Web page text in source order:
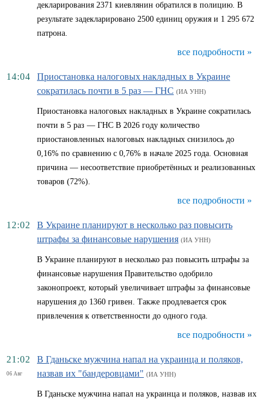
декларирования 2371 киевлянин обратился в полицию. В
результате задекларировано 2500 единиц оружия и 1 295 672
патрона.
все подробности »
14:04
Приостановка налоговых накладных в Украине
сократилась почти в 5 раз — ГНС (ИА УНН)
Приостановка налоговых накладных в Украине сократилась
почти в 5 раз — ГНС В 2026 году количество
приостановленных налоговых накладных снизилось до
0,16% по сравнению с 0,76% в начале 2025 года. Основная
причина — несоответствие приобретённых и реализованных
товаров (72%).
все подробности »
12:02
В Украине планируют в несколько раз повысить
штрафы за финансовые нарушения (ИА УНН)
В Украине планируют в несколько раз повысить штрафы за
финансовые нарушения Правительство одобрило
законопроект, который увеличивает штрафы за финансовые
нарушения до 1360 гривен. Также продлевается срок
привлечения к ответственности до одного года.
все подробности »
21:02
06 Авг
В Гданьске мужчина напал на украинца и поляков,
назвав их "бандеровцами" (ИА УНН)
В Гданьске мужчина напал на украинца и поляков, назвав их